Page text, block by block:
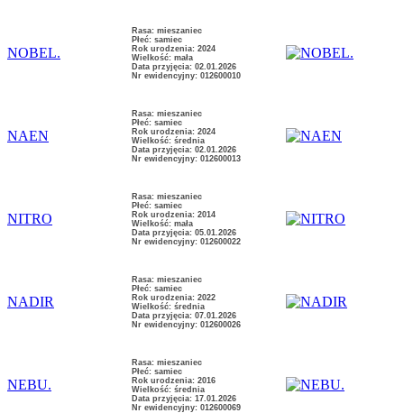
NOBEL.
Rasa: mieszaniec
Płeć: samiec
Rok urodzenia: 2024
Wielkość: mała
Data przyjęcia: 02.01.2026
Nr ewidencyjny: 012600010
NAEN
Rasa: mieszaniec
Płeć: samiec
Rok urodzenia: 2024
Wielkość: średnia
Data przyjęcia: 02.01.2026
Nr ewidencyjny: 012600013
NITRO
Rasa: mieszaniec
Płeć: samiec
Rok urodzenia: 2014
Wielkość: mała
Data przyjęcia: 05.01.2026
Nr ewidencyjny: 012600022
NADIR
Rasa: mieszaniec
Płeć: samiec
Rok urodzenia: 2022
Wielkość: średnia
Data przyjęcia: 07.01.2026
Nr ewidencyjny: 012600026
NEBU.
Rasa: mieszaniec
Płeć: samiec
Rok urodzenia: 2016
Wielkość: średnia
Data przyjęcia: 17.01.2026
Nr ewidencyjny: 012600069